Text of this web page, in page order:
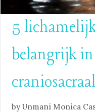
5
belangrijk
byUnmani Monica